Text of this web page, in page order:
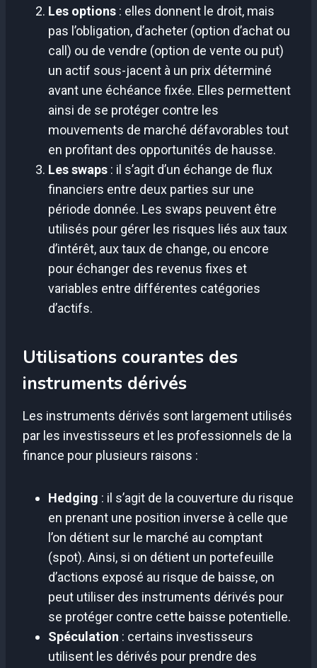
Les options : elles donnent le droit, mais
pas l’obligation, d’acheter (option d’achat ou
call) ou de vendre (option de vente ou put)
un actif sous-jacent à un prix déterminé
avant une échéance fixée. Elles permettent
ainsi de se protéger contre les
mouvements de marché défavorables tout
en profitant des opportunités de hausse.
Les swaps : il s’agit d’un échange de flux
financiers entre deux parties sur une
période donnée. Les swaps peuvent être
utilisés pour gérer les risques liés aux taux
d’intérêt, aux taux de change, ou encore
pour échanger des revenus fixes et
variables entre différentes catégories
d’actifs.
Utilisations courantes des
instruments dérivés
Les instruments dérivés sont largement utilisés
par les investisseurs et les professionnels de la
finance pour plusieurs raisons :
Hedging : il s’agit de la couverture du risque
en prenant une position inverse à celle que
l’on détient sur le marché au comptant
(spot). Ainsi, si on détient un portefeuille
d’actions exposé au risque de baisse, on
peut utiliser des instruments dérivés pour
se protéger contre cette baisse potentielle.
Spéculation : certains investisseurs
utilisent les dérivés pour prendre des